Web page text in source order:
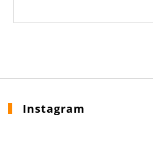
Instagram